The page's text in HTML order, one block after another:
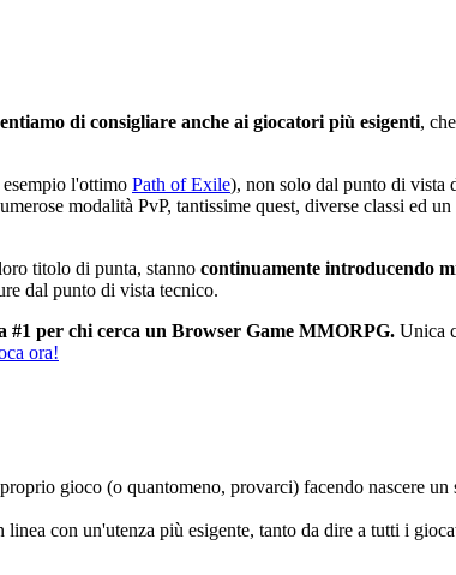
di consigliare anche ai giocatori più esigenti,
esempio l'ottimo Path of Exile), non solo dal punto di vista
modalità PvP, tantissime quest, diverse classi ed un
titolo di punta, stanno continuamente introducendo
dal punto di vista tecnico.
#1 per chi cerca un Browser Game MMORPG. Unica
ora!
gioco (o quantomeno, provarci) facendo nascere un
con un'utenza più esigente, tanto da dire a tutti i